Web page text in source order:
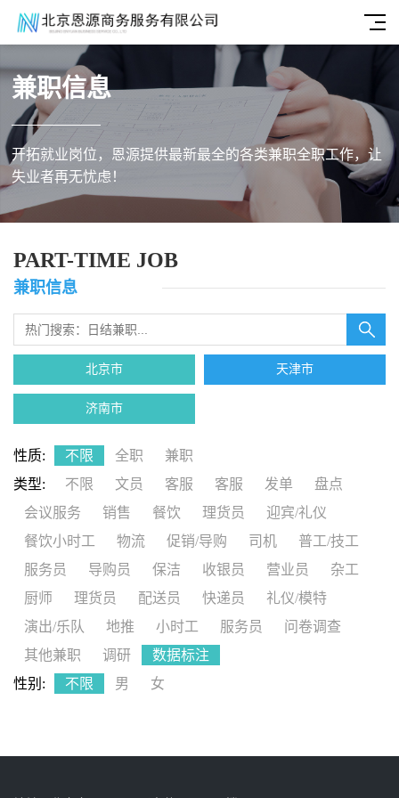
兼职信息
开拓就业岗位，恩源提供最新最全的各类兼职全职工作，让
失业者再无忧虑！
PART-TIME JOB
兼职信息
北京市 天津市
济南市
性质: 不限 全职
兼职
类型:
不限 文员 客服 客服 发单
盘点
会议服务
销售 餐饮 理货员
迎宾/礼仪
餐饮小时工
物流 促销/导购 司机
普工/技工
服务员
导购员 保洁 收银员 营业员
杂工
厨师
理货员 配送员 快递员
礼仪/模特
演出/乐队
地推 小时工 服务员
问卷调查
其他兼职
调研
数据标注
性别:
不限 男 女